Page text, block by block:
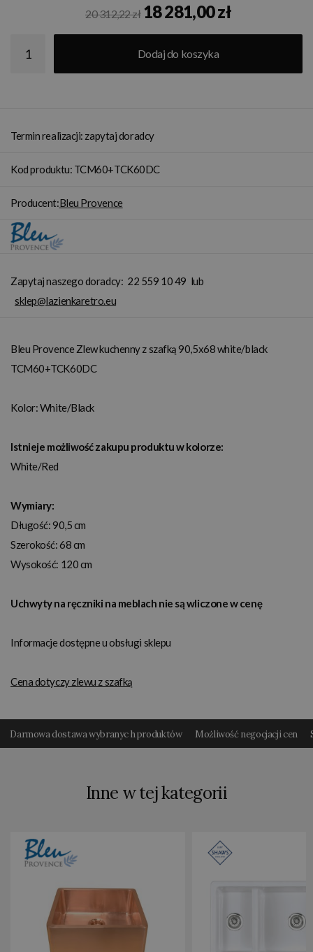
20 312,22 zł 18 281,00 zł
Dodaj do koszyka
Termin realizacji: zapytaj doradcy
Kod produktu: TCM60+TCK60DC
Producent:Bleu Provence
Zapytaj naszego doradcy: 22 559 10 49 lub
sklep@lazienkaretro.eu
Bleu Provence Zlew kuchenny z szafką 90,5x68 white/black
TCM60+TCK60DC
Kolor:White/Black
Istnieje możliwość zakupu produktu w kolorze:
White/Red
Wymiary:
Długość: 90,5 cm
Szerokość: 68 cm
Wysokość: 120 cm
Uchwyty na ręczniki na meblach nie są wliczone w cenę
Informacje dostępne u obsługi sklepu
Cena dotyczy zlewu z szafką
Darmowa dostawa wybranyc h produktów Możliwość negocjacji cen
Inne w tej kategorii